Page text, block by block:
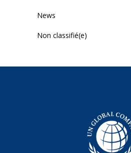
News
Non classifié(e)